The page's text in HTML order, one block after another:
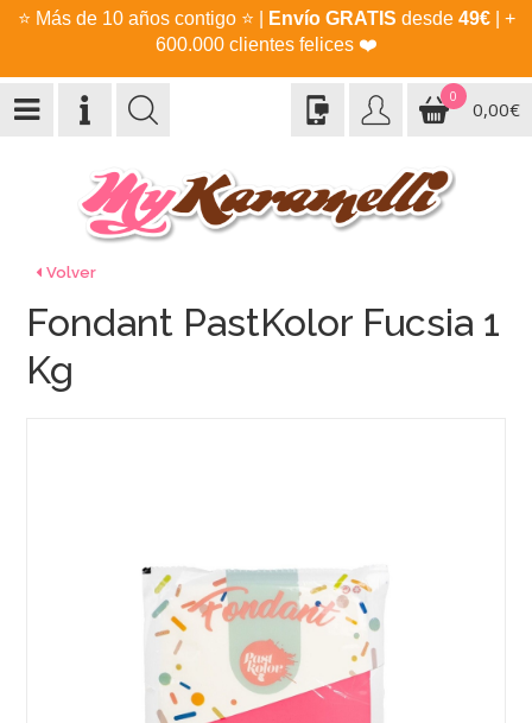
⭐ Más de 10 años contigo ⭐ Envío GRATIS desde 49€| +
600.000 clientes felices ❤️
0
0,00€
Volver
Fondant PastKolor Fucsia 1
Kg